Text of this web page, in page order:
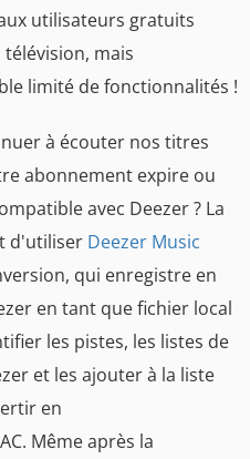
utilisateurs gratuits
mais
limité de fonctionnalités !
à écouter nos titres
abonnement expire ou
avec Deezer ? La
d'utiliser Deezer Music
qui enregistre en
en tant que fichier local
les pistes, les listes de
et les ajouter à la liste
en
Même après la